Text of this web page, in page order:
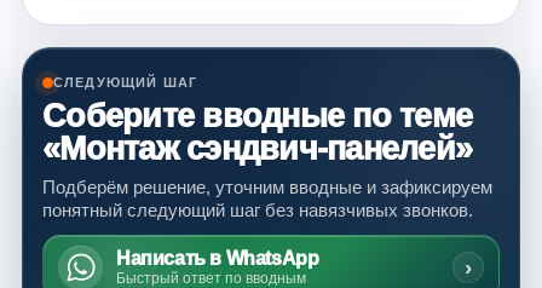
СЛЕДУЮЩИЙ ШАГ
Соберите вводные по теме
«Монтаж сэндвич-панелей»
Подберём решение, уточним вводные и зафиксируем
понятный следующий шаг без навязчивых звонков.
Написать в WhatsApp
Быстрый ответ по вводным ›